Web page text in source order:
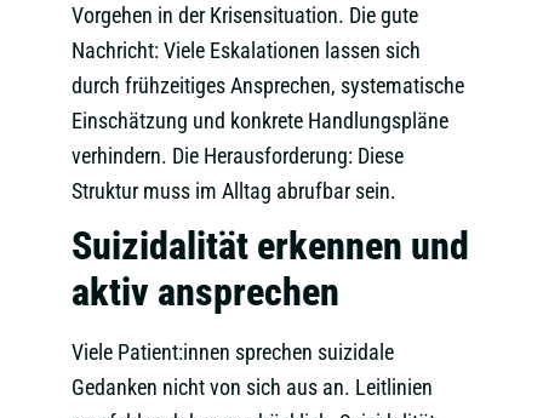
Vorgehen in der Krisensituation. Die gute
Nachricht: Viele Eskalationen lassen sich
durch frühzeitiges Ansprechen, systematische
Einschätzung und konkrete Handlungspläne
verhindern. Die Herausforderung: Diese
Struktur muss im Alltag abrufbar sein.
Suizidalität erkennen und
aktiv ansprechen
Viele Patient:innen sprechen suizidale
Gedanken nicht von sich aus an. Leitlinien